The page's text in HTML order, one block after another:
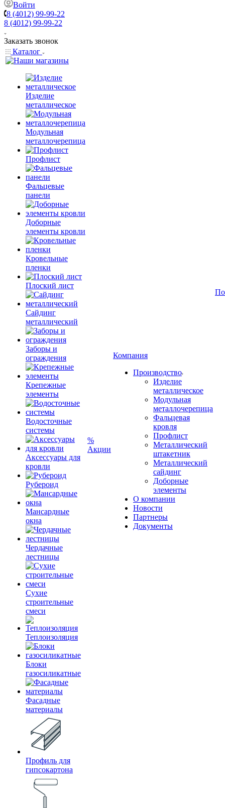
Войти
8 (4012) 99-99-22
8 (4012) 99-99-22
Заказать звонок
Каталог
Изделие
металлическое
Модульная
металлочерепица
Профлист
Фальцевые
панели
Доборные
элементы кровли
Кровельные
пленки
Плоский лист
Сайдинг
металлический
Заборы и
ограждения
Крепежные
элементы
Водосточные
системы
Аксессуары для
кровли
Рубероид
Мансардные
окна
Чердачные
лестницы
Сухие
строительные
смеси
Теплоизоляция
Блоки
газосиликатные
Фасадные
материалы
Профиль для
гипсокартона
%
Акции
Компания
Производство
Изделие
металлическое
Модульная
металлочерепица
Фальцевая
кровля
Профлист
Металлический
штакетник
Металлический
сайдинг
Доборные
элементы
О компании
Новости
Партнеры
Документы